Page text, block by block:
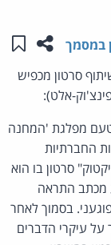
שתפו
במסמך
על שיתוף סרטון מכפיש
אלט):
מפלגת 'המחנה
ברשתות החברתיות
סרטון בו הוא
מכתב התראה
בסמוך לאחר
עיקרי הדברים